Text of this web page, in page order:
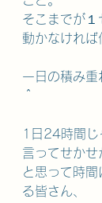
そこまでが１
動かなければ
一日の積み重
＾
1日24時間じ
言ってせかせ
と思って時
る皆さん、